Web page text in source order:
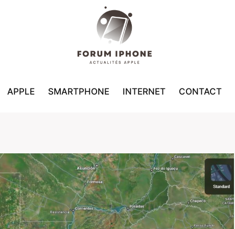
APPLE SMARTPHONE INTERNET CONTACT